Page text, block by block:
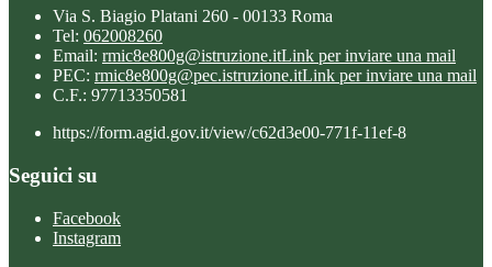
Via S. Biagio Platani 260 - 00133 Roma
Tel: 062008260
Email: rmic8e800g@istruzione.itLink per inviare una mail
PEC: rmic8e800g@pec.istruzione.itLink per inviare una mail
C.F.: 97713350581
https://form.agid.gov.it/view/c62d3e00-771f-11ef-8
Seguici su
Facebook
Instagram